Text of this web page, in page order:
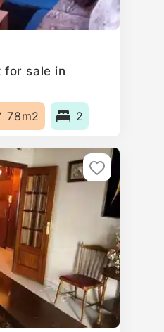
for sale in
78m2 2